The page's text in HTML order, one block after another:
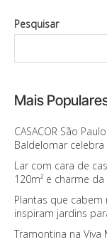
Pesquisar
Mais
CASACOR São
Baldelomar
Lar com cara de
120m² e charme
Plantas que cabem
inspiram jardins
Tramontina na Viva